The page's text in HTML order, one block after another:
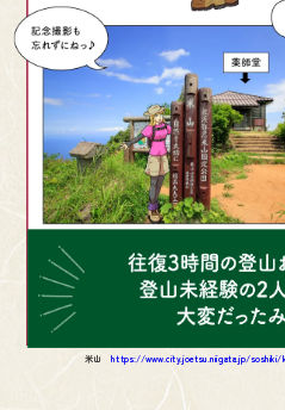
米山https://www.city.joetsu.niigata.jp/soshiki/